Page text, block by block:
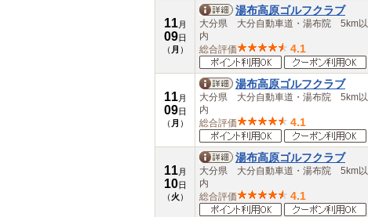
11月
09日
（ 月 ）
湯布高原ゴルフクラブ
大分県 大分自動車道・湯布院 5km以
内
総合評価
4.1
11月
09日
（ 月 ）
湯布高原ゴルフクラブ
大分県 大分自動車道・湯布院 5km以
内
総合評価
4.1
11月
10日
（ 火 ）
湯布高原ゴルフクラブ
大分県 大分自動車道・湯布院 5km以
内
総合評価
4.1